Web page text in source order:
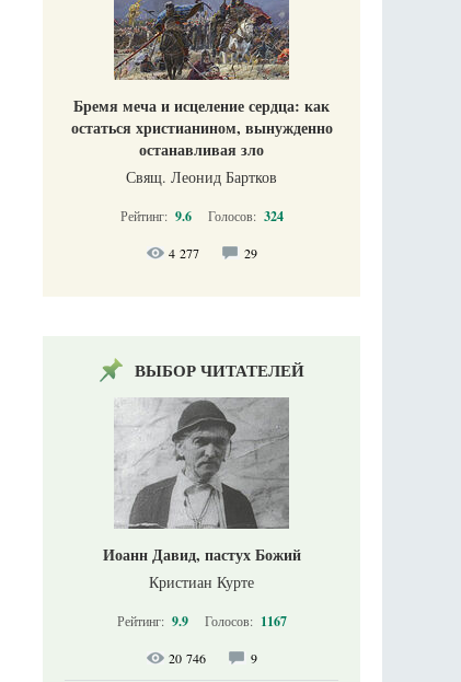
Бремя меча и исцеление сердца: как
остаться христианином, вынужденно
останавливая зло
Свящ. Леонид Бартков
Рейтинг: 9.6 Голосов: 324
4 277 29
ВЫБОР ЧИТАТЕЛЕЙ
Иоанн Давид, пастух Божий
Кристиан Курте
Рейтинг: 9.9 Голосов: 1167
20 746 9